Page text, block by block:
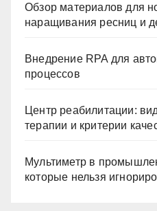
Обзор материалов для
наращивания ресниц и
Внедрение RPA для
процессов
Центр реабилитации:
терапии и критерии
Мультиметр в
которые нельзя